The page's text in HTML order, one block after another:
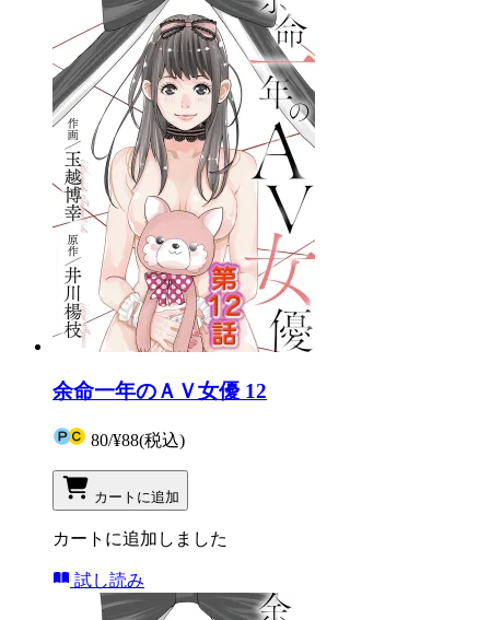
余命一年のＡＶ女優 12
80/¥88(税込)
カートに追加
カートに追加しました
試し読み